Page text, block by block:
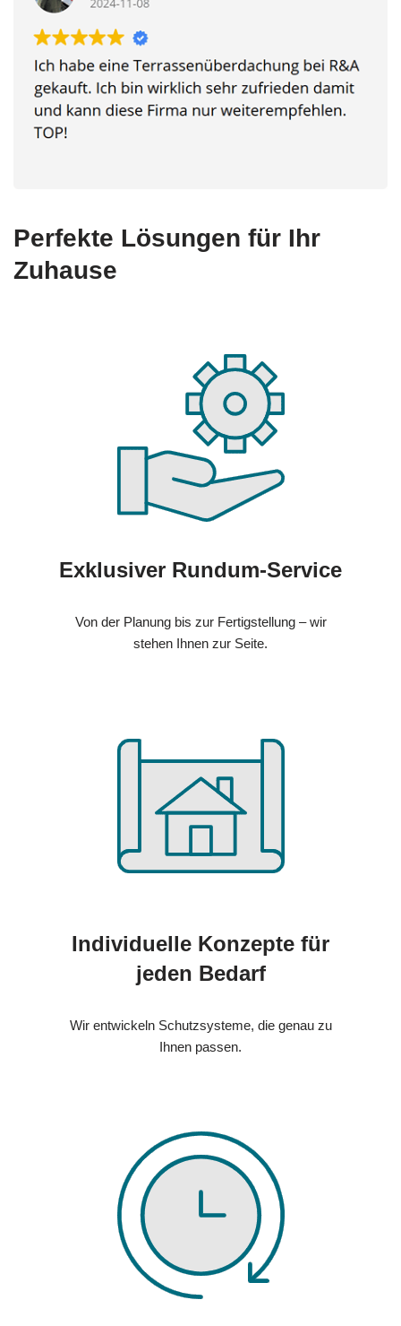
Perfekte Lösungen für Ihr
Zuhause
Exklusiver Rundum-Service
Von der Planung bis zur Fertigstellung – wir
stehen Ihnen zur Seite.
Individuelle Konzepte für
jeden Bedarf
Wir entwickeln Schutzsysteme, die genau zu
Ihnen passen.